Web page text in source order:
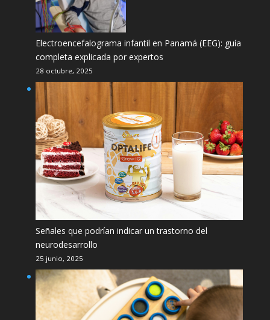
Electroencefalograma infantil en Panamá (EEG): guía
completa explicada por expertos
28 octubre, 2025
Señales que podrían indicar un trastorno del
neurodesarrollo
25 junio, 2025